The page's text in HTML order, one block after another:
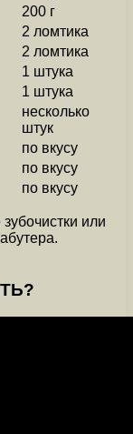
200 г
2 ломтика
2 ломтика
1 штука
1 штука
несколько
штук
по вкусу
по вкусу
по вкусу
или